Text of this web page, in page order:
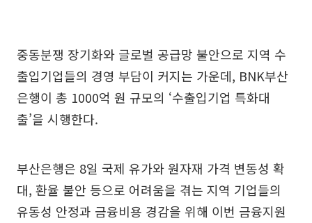
중동분쟁 장기화와 글로벌 공급망 불안으로 지역 수
출입기업들의 경영 부담이 커지는 가운데, BNK부산
은행이 총 1000억 원 규모의 ‘수출입기업 특화대
출’을 시행한다.
부산은행은 8일 국제 유가와 원자재 가격 변동성 확
대, 환율 불안 등으로 어려움을 겪는 지역 기업들의
유동성 안정과 금융비용 경감을 위해 이번 금융지원